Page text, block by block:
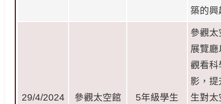
築的興
29/4/2024 參觀太空館 5年級學生
參觀太
展覽廳
觀看科
影，提
生對太